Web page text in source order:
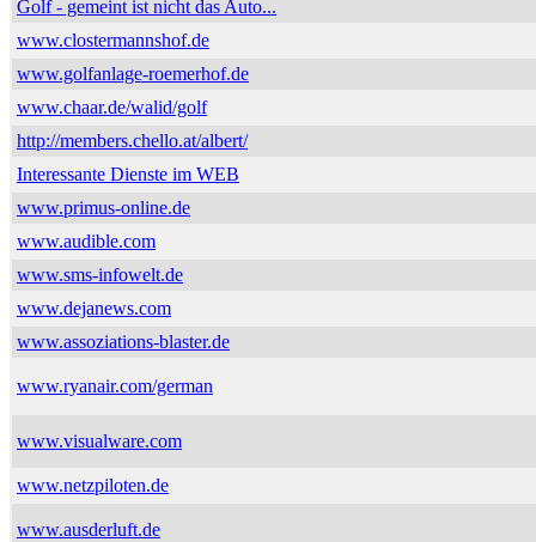
Golf - gemeint ist nicht das Auto...
www.clostermannshof.de
www.golfanlage-roemerhof.de
www.chaar.de/walid/golf
http://members.chello.at/albert/
Interessante Dienste im WEB
www.primus-online.de
www.audible.com
www.sms-infowelt.de
www.dejanews.com
www.assoziations-blaster.de
www.ryanair.com/german
www.visualware.com
www.netzpiloten.de
www.ausderluft.de